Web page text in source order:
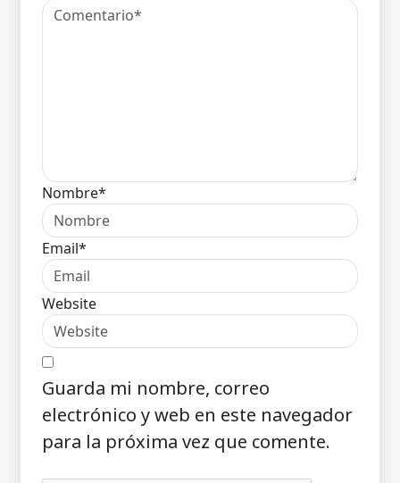
Nombre*
Email*
Website
Guarda mi nombre, correo
electrónico y web en este navegador
para la próxima vez que comente.